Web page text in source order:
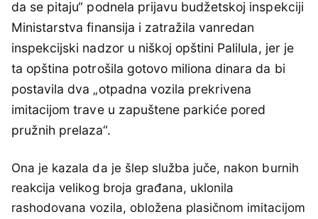
da se pitaju“ podnela prijavu budžetskoj inspekciji
Ministarstva finansija i zatražila vanredan
inspekcijski nadzor u niškoj opštini Palilula, jer je
ta opština potrošila gotovo miliona dinara da bi
postavila dva „otpadna vozila prekrivena
imitacijom trave u zapuštene parkiće pored
pružnih prelaza“.
Ona je kazala da je šlep služba juče, nakon burnih
reakcija velikog broja građana, uklonila
rashodovana vozila, obložena plasičnom imitacijom